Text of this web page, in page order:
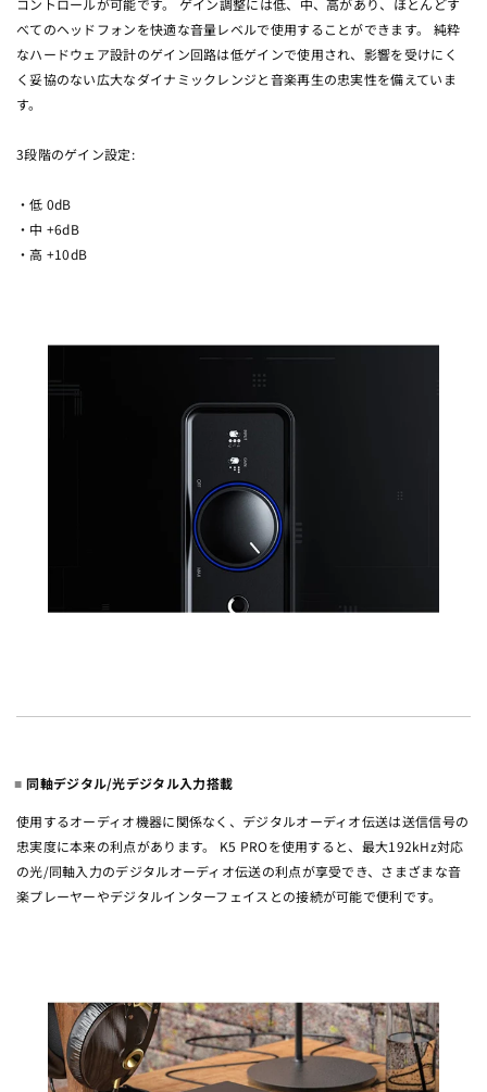
コントロールが可能です。 ゲイン調整には低、中、高があり、ほとんどす
べてのヘッドフォンを快適な音量レベルで使用することができます。 純粋
なハードウェア設計のゲイン回路は低ゲインで使用され、影響を受けにく
く妥協のない広大なダイナミックレンジと音楽再生の忠実性を備えていま
す。
3段階のゲイン設定:
・低 0dB
・中 +6dB
・高 +10dB
同軸デジタル/光デジタル入力搭載
使用するオーディオ機器に関係なく、デジタルオーディオ伝送は送信信号の
忠実度に本来の利点があります。 K5 PROを使用すると、最大192kHz対応
の光/同軸入力のデジタルオーディオ伝送の利点が享受でき、さまざまな音
楽プレーヤーやデジタルインターフェイスとの接続が可能で便利です。